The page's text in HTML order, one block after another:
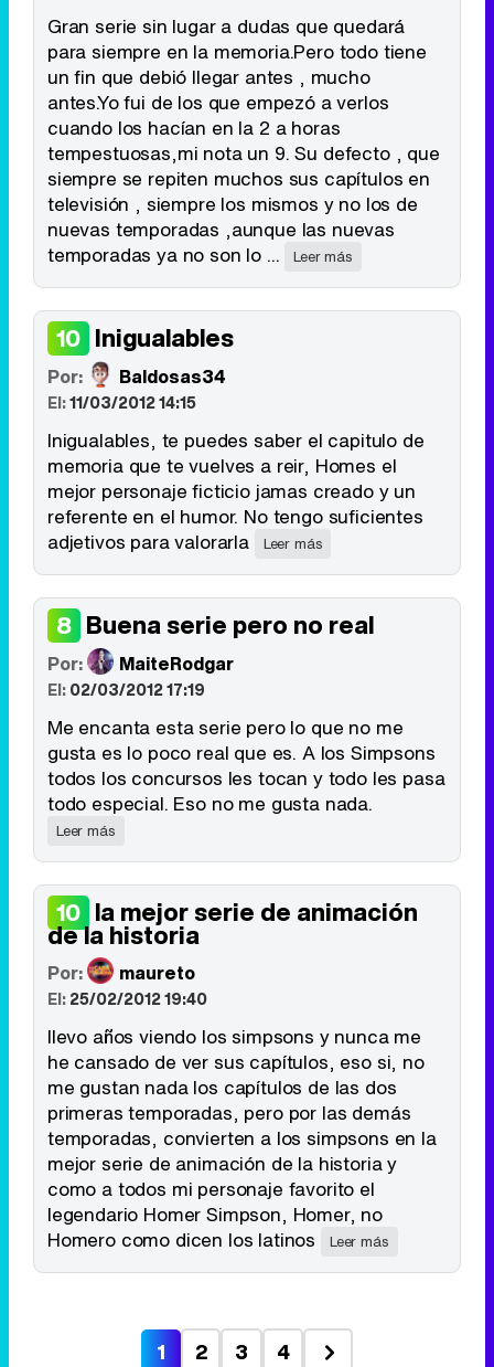
Gran serie sin lugar a dudas que quedará
para siempre en la memoria.Pero todo tiene
un fin que debió llegar antes , mucho
antes.Yo fui de los que empezó a verlos
cuando los hacían en la 2 a horas
tempestuosas,mi nota un 9. Su defecto , que
siempre se repiten muchos sus capítulos en
televisión , siempre los mismos y no los de
nuevas temporadas ,aunque las nuevas
temporadas ya no son lo ...
Leer más
10 Inigualables
Por: Baldosas34
El:11/03/2012 14:15
Inigualables, te puedes saber el capitulo de
memoria que te vuelves a reir, Homes el
mejor personaje ficticio jamas creado y un
referente en el humor. No tengo suficientes
adjetivos para valorarla
Leer más
8 Buena serie pero no real
Por: MaiteRodgar
El:02/03/2012 17:19
Me encanta esta serie pero lo que no me
gusta es lo poco real que es. A los Simpsons
todos los concursos les tocan y todo les pasa
todo especial. Eso no me gusta nada.
Leer más
10 la mejor serie de animación
de la historia
Por: maureto
El:25/02/2012 19:40
llevo años viendo los simpsons y nunca me
he cansado de ver sus capítulos, eso si, no
me gustan nada los capítulos de las dos
primeras temporadas, pero por las demás
temporadas, convierten a los simpsons en la
mejor serie de animación de la historia y
como a todos mi personaje favorito el
legendario Homer Simpson, Homer, no
Homero como dicen los latinos
Leer más
1 2 3 4